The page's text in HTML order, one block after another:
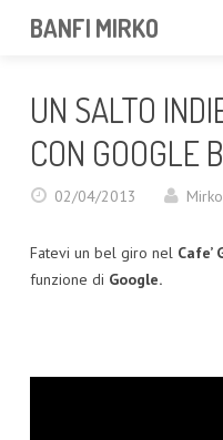
BANFI MIRKO
PROFESSIONISTA
SERVIZI
UN SALTO
CON GOOGLE
02/04/2013 Mirko
Fatevi un bel giro nel Cafe’
funzione di Google.